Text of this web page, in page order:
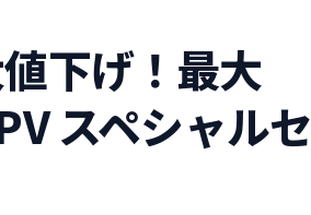
下げ！最大
スペシャルセ